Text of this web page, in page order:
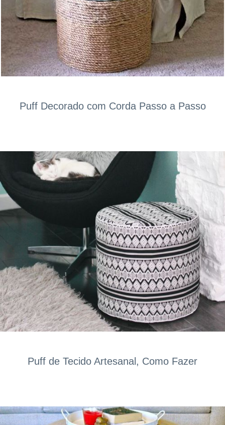
Puff Decorado com Corda Passo a Passo
Puff de Tecido Artesanal, Como Fazer